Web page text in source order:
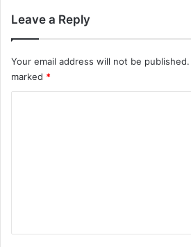
Leave a Reply
Your email address will not be published.
marked *